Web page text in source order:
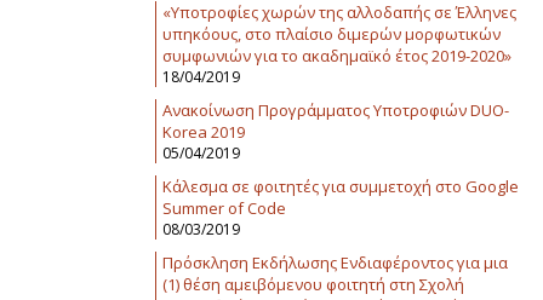
«Υποτροφίες χωρών της αλλοδαπής σε Έλληνες
υπηκόους, στο πλαίσιο διμερών μορφωτικών
συμφωνιών για το ακαδημαϊκό έτος 2019-2020»
18/04/2019
Ανακοίνωση Προγράμματος Υποτροφιών DUO-
Korea 2019
05/04/2019
Κάλεσμα σε φοιτητές για συμμετοχή στο Google
Summer of Code
08/03/2019
Πρόσκληση Εκδήλωσης Ενδιαφέροντος για μια
(1) θέση αμειβόμενου φοιτητή στη Σχολή